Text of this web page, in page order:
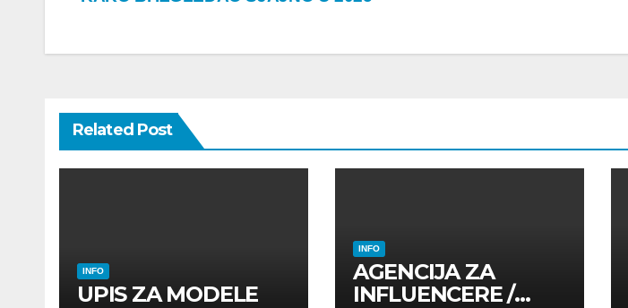
Related Post
INFO
UPIS ZA MODELE
INFO
AGENCIJA ZA
INFLUENCERE /